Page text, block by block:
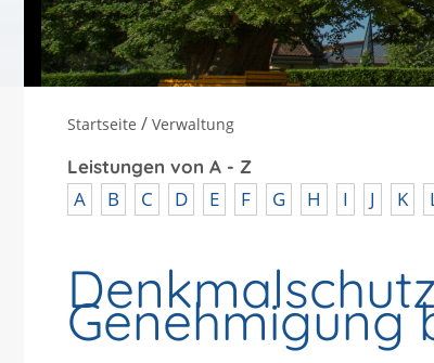
Startseite / Verwaltung
Leistungen von A - Z
A B C D E F G H I J K
Genehmigung